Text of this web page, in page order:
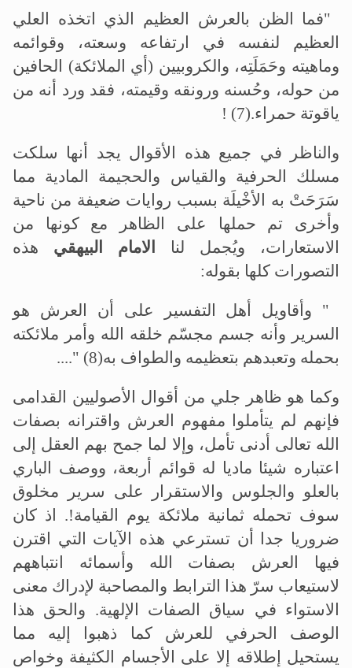
"فما الظن بالعرش العظيم الذي اتخذه العلي
العظيم لنفسه في ارتفاعه وسعته، وقوائمه
وماهيته وحَمَلَتِه، والكروبيين (أي الملائكة) الحافين
من حوله، وحُسنه ورونقه وقيمته، فقد ورد أنه من
ياقوتة حمراء! (7).
والناظر في جميع هذه الأقوال يجد أنها سلكت
مسلك الحرفية والقياس والحجيمة المادية مما
سَرَحَتْ به الأخْيلَة بسبب روايات ضعيفة من ناحية
وأخرى تم حملها على الظاهر مع كونها من
الاستعارات، ويُجمل لنا
الامام البيهقي هذه
التصورات كلها بقوله:
" وأقاويل أهل التفسير على أن العرش هو
السرير وأنه جسم مجسّم خلقه الله وأمر ملائكته
بحمله وتعبدهم بتعظيمه والطواف به...." (8)
وكما هو ظاهر جلي من أقوال الأصوليين القدامى
فإنهم لم يتأملوا مفهوم العرش واقترانه بصفات
الله تعالى أدنى تأمل، وإلا لما جمح بهم العقل إلى
اعتباره شيئا ماديا له قوائم أربعة، ووصف الباري
بالعلو والجلوس والاستقرار على سرير مخلوق
سوف تحمله ثمانية ملائكة يوم القيامة!. اذ كان
ضروريا جدا أن تسترعي هذه الآيات التي اقترن
فيها العرش بصفات الله وأسمائه انتباههم
لاستيعاب سرّ هذا الترابط والمصاحبة لإدراك معنى
الاستواء في سياق الصفات الإلهية. والحق هذا
الوصف الحرفي للعرش كما ذهبوا إليه مما
يستحيل إطلاقه إلا على الأجسام الكثيفة وخواص